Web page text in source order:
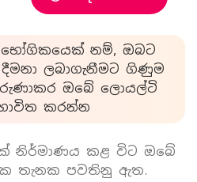
නම්, ඔබට
ලබාගැනීමට ගිණුම
ඔබේ ලොයල්ටි
කරන්න
නිර්මාණය කළ විට ඔබේ
තැනක පවතිනු ඇත.